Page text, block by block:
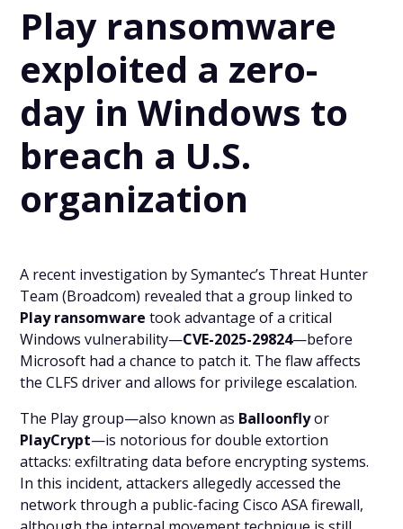
Play ransomware
exploited a zero-
day in Windows to
breach a U.S.
organization
A recent investigation by Symantec’s Threat Hunter
Team (Broadcom) revealed that a group linked to
Play ransomware took advantage of a critical
Windows vulnerability—CVE-2025-29824—before
Microsoft had a chance to patch it. The flaw affects
the CLFS driver and allows for privilege escalation.
The Play group—also known as Balloonflyor
PlayCrypt—is notorious for double extortion
attacks: exfiltrating data before encrypting systems.
In this incident, attackers allegedly accessed the
network through a public-facing Cisco ASA firewall,